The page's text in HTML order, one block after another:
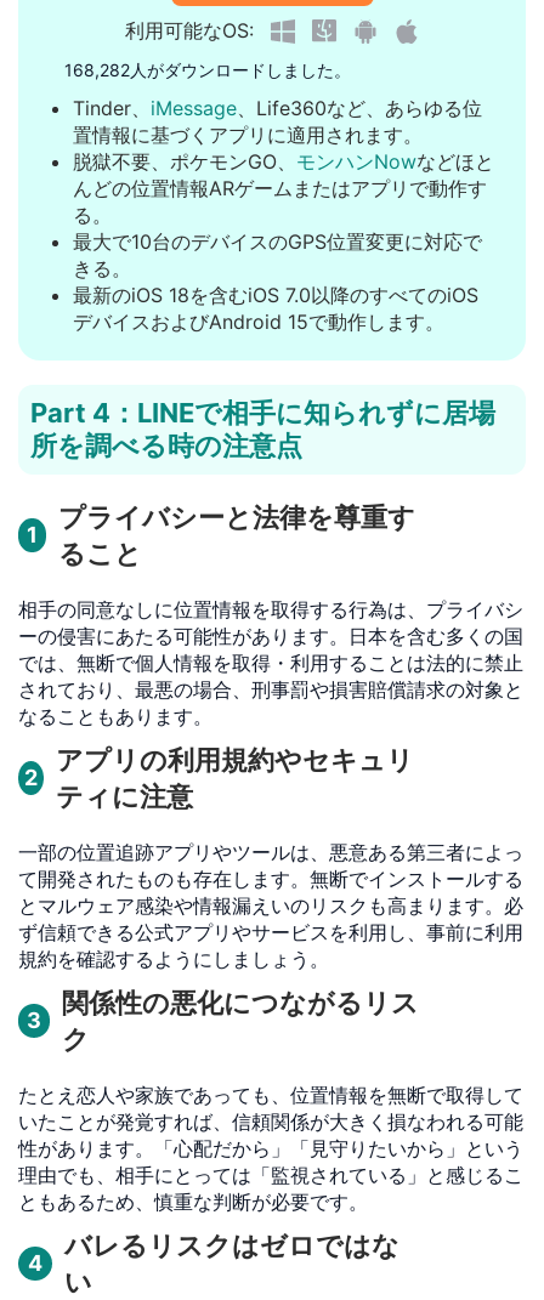
利用可能なOS:
168,282人がダウンロードしました。
Tinder、 iMessage、Life360など、あらゆる位
置情報に基づくアプリに適用されます。
脱獄不要、ポケモンGO、 モンハンNowなどほと
んどの位置情報ARゲームまたはアプリで動作す
る。
最大で10台のデバイスのGPS位置変更に対応で
きる。
最新のiOS 18を含むiOS 7.0以降のすべてのiOS
デバイスおよびAndroid 15で動作します。
Part 4：LINEで相手に知られずに居場
所を調べる時の注意点
1
プライバシーと法律を尊重す
ること
相手の同意なしに位置情報を取得する行為は、プライバシ
ーの侵害にあたる可能性があります。日本を含む多くの国
では、無断で個人情報を取得・利用することは法的に禁止
されており、最悪の場合、刑事罰や損害賠償請求の対象と
なることもあります。
2
アプリの利用規約やセキュリ
ティに注意
一部の位置追跡アプリやツールは、悪意ある第三者によっ
て開発されたものも存在します。無断でインストールする
とマルウェア感染や情報漏えいのリスクも高まります。必
ず信頼できる公式アプリやサービスを利用し、事前に利用
規約を確認するようにしましょう。
3
関係性の悪化につながるリス
ク
たとえ恋人や家族であっても、位置情報を無断で取得して
いたことが発覚すれば、信頼関係が大きく損なわれる可能
性があります。「心配だから」「見守りたいから」という
理由でも、相手にとっては「監視されている」と感じるこ
ともあるため、慎重な判断が必要です。
4
バレるリスクはゼロではな
い